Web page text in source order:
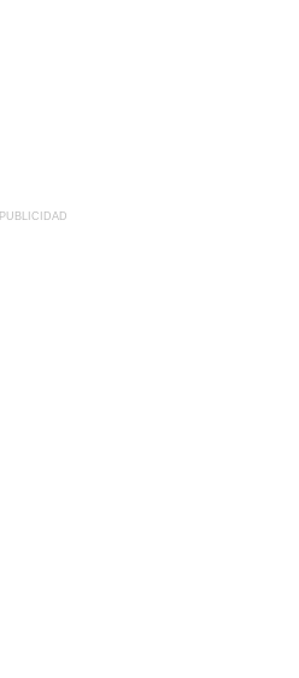
PUBLICIDAD